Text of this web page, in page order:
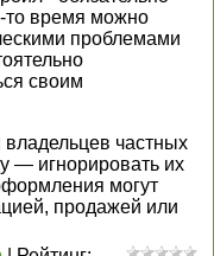
то время можно
проблемами
своим
частных
— игнорировать их
могут
продажей или